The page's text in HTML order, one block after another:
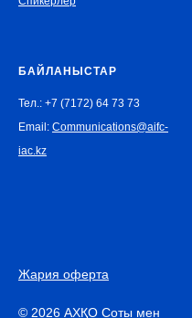
БАЙЛАНЫСТАР
Тел.: +7 (7172) 64 73 73
Email: Communications@aifc-
iac.kz
Жария оферта
© 2026 АХҚО Соты мен